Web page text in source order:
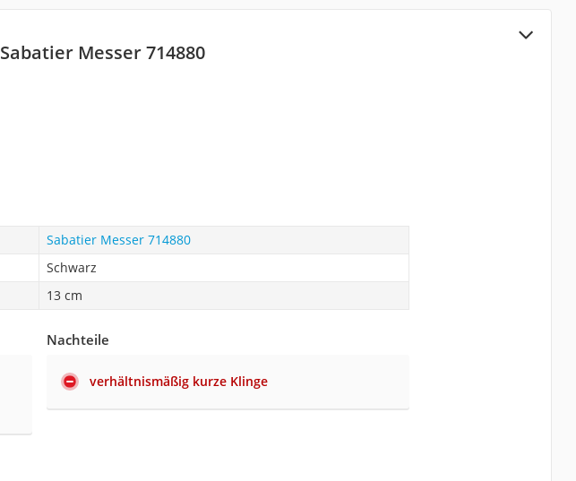
Sabatier Messer 714880
Sabatier Messer 714880
Schwarz
13 cm
Nachteile
verhältnismäßig kurze Klinge